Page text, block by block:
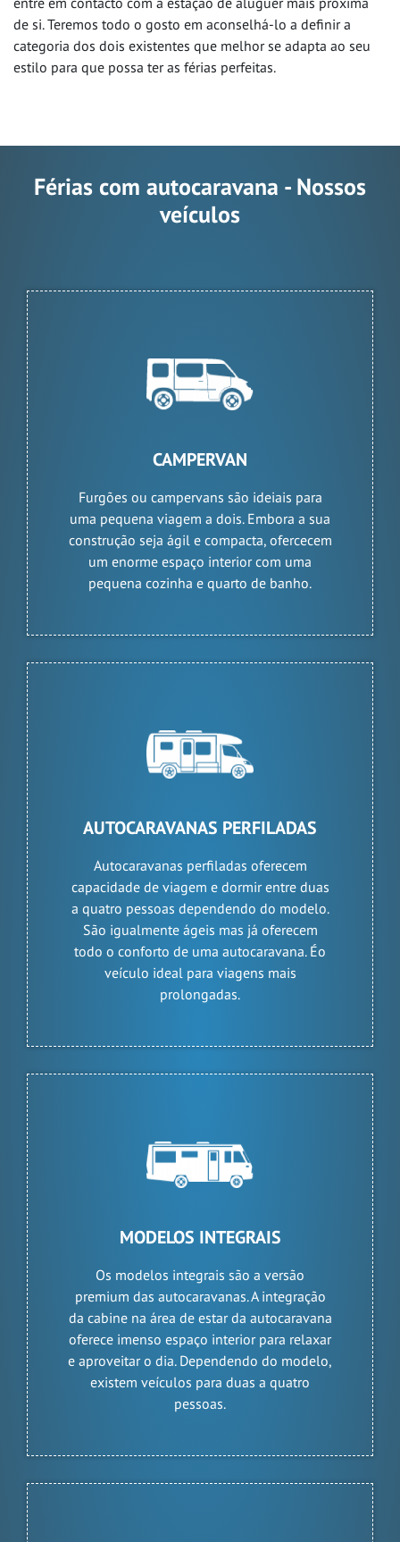
de si. Teremos todo o gosto em aconselhá-lo a definir a
categoria dos dois existentes que melhor se adapta ao seu
estilo para que possa ter as férias perfeitas.
Férias com autocaravana - Nossos
veículos
CAMPERVAN
Furgões ou campervans são ideiais para
uma pequena viagem a dois. Embora a sua
construção seja ágil e compacta, ofercecem
um enorme espaço interior com uma
pequena cozinha e quarto de banho.
AUTOCARAVANAS PERFILADAS
Autocaravanas perfiladas oferecem
capacidade de viagem e dormir entre duas
a quatro pessoas dependendo do modelo.
São igualmente ágeis mas já oferecem
todo o conforto de uma autocaravana. Éo
veículo ideal para viagens mais
prolongadas.
MODELOS INTEGRAIS
Os modelos integrais são a versão
premium das autocaravanas. A integração
da cabine na área de estar da autocaravana
oferece imenso espaço interior para relaxar
e aproveitar o dia. Dependendo do modelo,
existem veículos para duas a quatro
pessoas.